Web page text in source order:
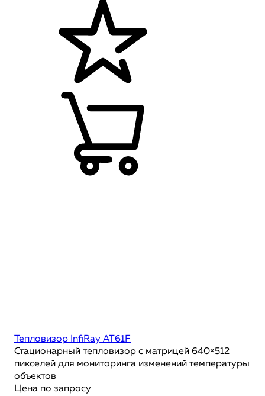
Тепловизор InfiRay AT61F
Стационарный тепловизор с матрицей 640×512
пикселей для мониторинга изменений температуры
объектов
Цена по запросу